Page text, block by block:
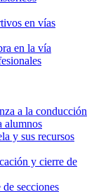
en vías
en la vía
a la conducción
alumnos
y sus recursos
y cierre de
secciones